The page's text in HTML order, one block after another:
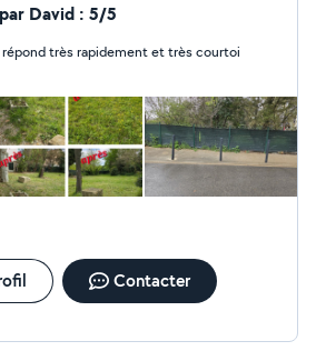
David : 5/5
répond très rapidement et très courtoi
Contacter